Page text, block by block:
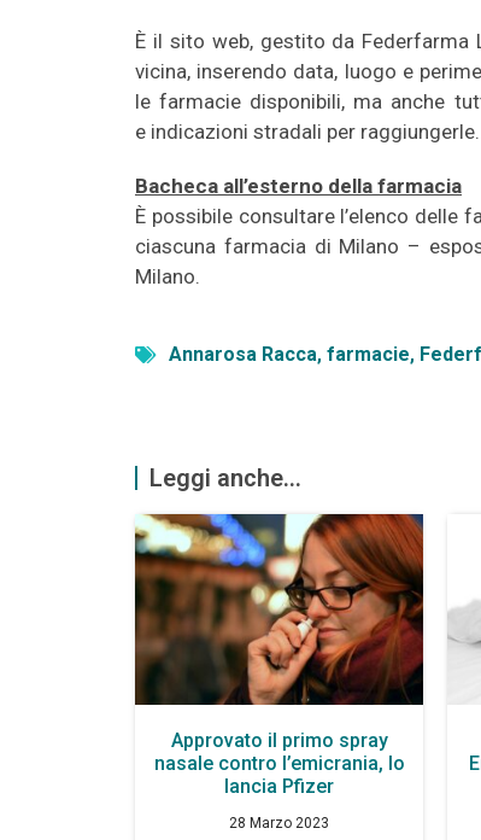
È il sito web, gestito da Federfarma
vicina, inserendo data, luogo e
le farmacie disponibili, ma anche
e indicazioni stradali per raggiungerle.
Bacheca all’esterno della farmacia
È possibile consultare l’elenco delle
ciascuna farmacia di Milano –
Milano.
Annarosa Racca, farmacie,
Leggi anche...
Approvato il primo spray
nasale contro l’emicrania, lo
lancia Pfizer
28 Marzo 2023